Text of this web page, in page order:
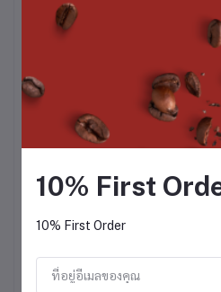
สินค้าขายดี
ซอสช็อกโก
฿105.00
฿675.00
10% First
10% First Order